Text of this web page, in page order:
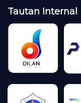
Tautan Internal